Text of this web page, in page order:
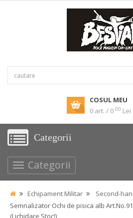
COSUL MEU
0 art. / 0 00 Lei
Categorii
Categorii
Echipament Militar
Second-
Semnalizator Ochi de pisica alb
(Lichidare Stoc!)